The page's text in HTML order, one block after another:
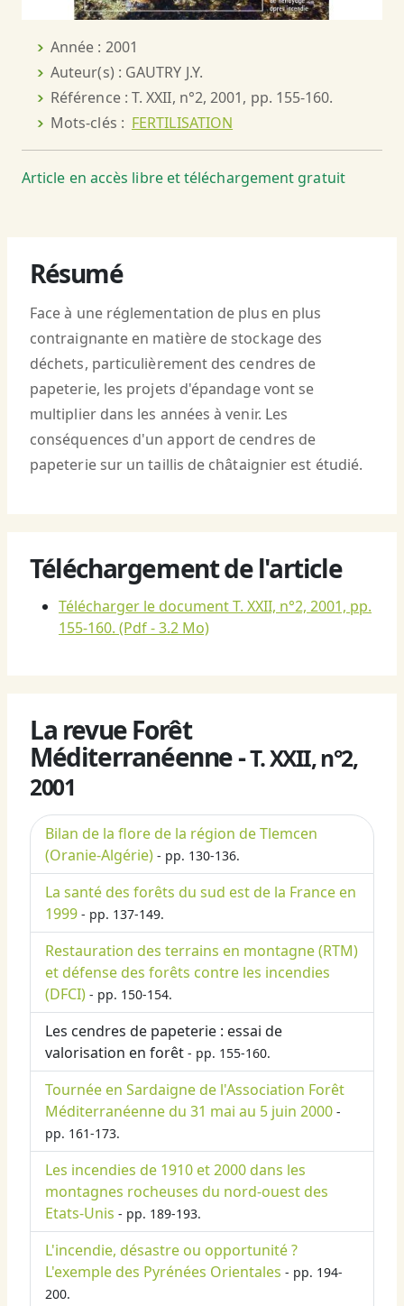
Année : 2001
Auteur(s) : GAUTRY J.Y.
Référence : T. XXII, n°2, 2001, pp. 155-160.
Mots-clés : FERTILISATION
Article en accès libre et téléchargement gratuit
Résumé
Face à une réglementation de plus en plus
contraignante en matière de stockage des
déchets, particulièrement des cendres de
papeterie, les projets d'épandage vont se
multiplier dans les années à venir. Les
conséquences d'un apport de cendres de
papeterie sur un taillis de châtaignier est étudié.
Téléchargement de l'article
Télécharger le document T. XXII, n°2, 2001, pp.
155-160. (Pdf - 3.2 Mo)
La revue Forêt
Méditerranéenne -T. XXII, n°2,
2001
Bilan de la flore de la région de Tlemcen
(Oranie-Algérie) - pp. 130-136.
La santé des forêts du sud est de la France en
1999 - pp. 137-149.
Restauration des terrains en montagne (RTM)
et défense des forêts contre les incendies
(DFCI) - pp. 150-154.
Les cendres de papeterie : essai de
valorisation en forêt - pp. 155-160.
Tournée en Sardaigne de l'Association Forêt
Méditerranéenne du 31 mai au 5 juin 2000 -
pp. 161-173.
Les incendies de 1910 et 2000 dans les
montagnes rocheuses du nord-ouest des
Etats-Unis - pp. 189-193.
L'incendie, désastre ou opportunité ?
L'exemple des Pyrénées Orientales - pp. 194-
200.